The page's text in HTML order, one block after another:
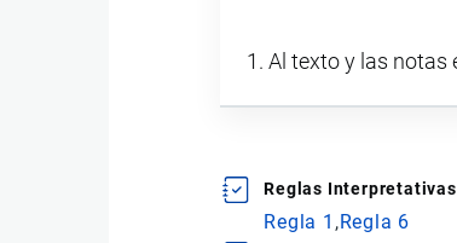
Al texto y las notas
Reglas
Regla 1 Regla 6